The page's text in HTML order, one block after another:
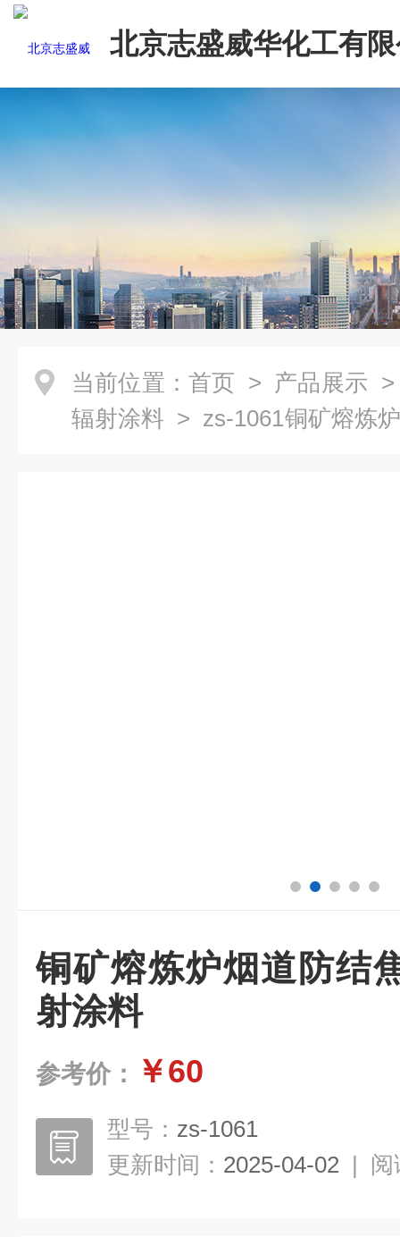
北京志盛威华化工有
当前位置： 首页 > 产品展示
辐射涂料 > zs-1061铜矿熔炼
铜矿熔炼炉烟道防结
射涂料
参考价： ￥60
型号： zs-1061
更新时间： 2025-04-02 | 阅